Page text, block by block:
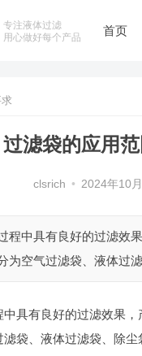
专注液体过滤
用心做好每个产品
首页
过滤袋的应用
clsrich • 2024年10
程中具有良好的过滤效
为空气过滤袋、液体过
具有良好的过滤效果
袋、液体过滤袋、除尘